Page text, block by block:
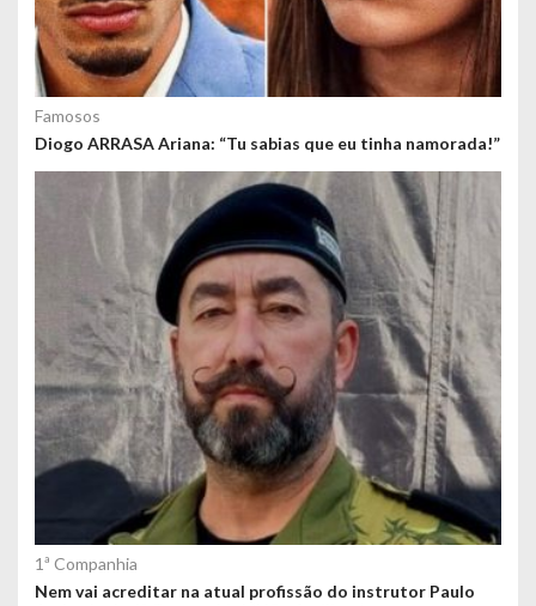
Famosos
Diogo ARRASA Ariana: “Tu sabias que eu tinha namorada!”
1ª Companhia
Nem vai acreditar na atual profissão do instrutor Paulo